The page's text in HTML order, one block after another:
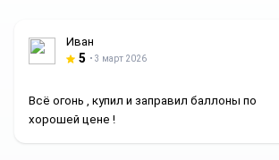
Иван
5 • 3 март 2026
Всё огонь , купил и заправил баллоны по
хорошей цене !